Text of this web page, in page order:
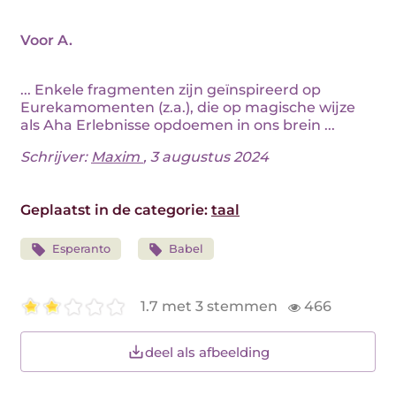
Voor A.
... Enkele fragmenten zijn geïnspireerd op
Eurekamomenten (z.a.), die op magische wijze
als Aha Erlebnisse opdoemen in ons brein ...
Schrijver: Maxim , 3 augustus 2024
Geplaatst in de categorie: taal
Esperanto Babel
1.7 met 3 stemmen 466
deel als afbeelding